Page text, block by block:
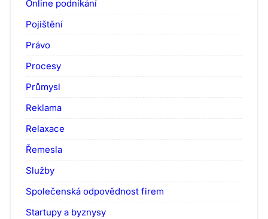
Online podnikání
Pojištění
Právo
Procesy
Průmysl
Reklama
Relaxace
Řemesla
Služby
Společenská odpovědnost firem
Startupy a byznysy